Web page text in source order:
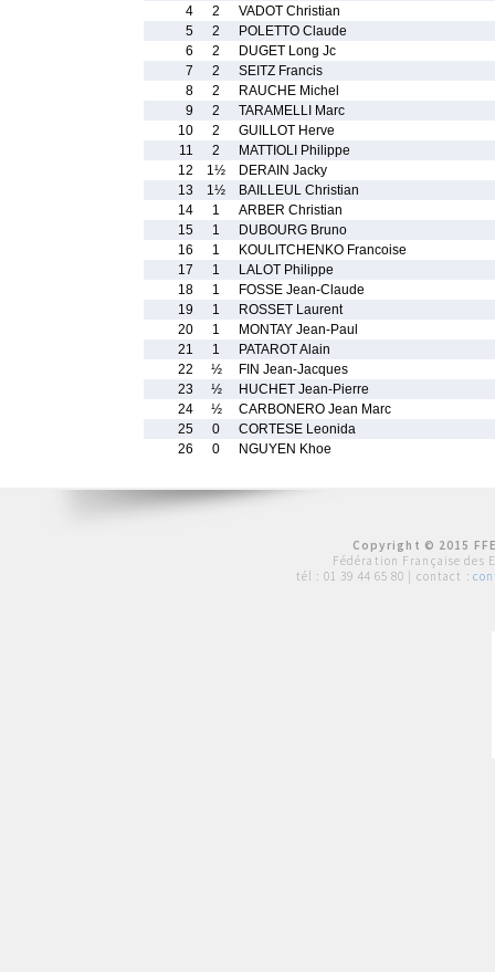
4
2
VADOT Christian
5
2
POLETTO Claude
6
2
DUGET Long Jc
7
2
SEITZ Francis
8
2
RAUCHE Michel
9
2
TARAMELLI Marc
10
2
GUILLOT Herve
11
2
MATTIOLI Philippe
12
1½
DERAIN Jacky
13
1½
BAILLEUL Christian
14
1
ARBER Christian
15
1
DUBOURG Bruno
16
1
KOULITCHENKO Francoise
17
1
LALOT Philippe
18
1
FOSSE Jean-Claude
19
1
ROSSET Laurent
20
1
MONTAY Jean-Paul
21
1
PATAROT Alain
22
½
FIN Jean-Jacques
23
½
HUCHET Jean-Pierre
24
½
CARBONERO Jean Marc
25
0
CORTESE Leonida
26
0 NGUYEN Khoe
Copyright © 2015
Fédération Française des
tél : 01 39 44 65 80 | contact :